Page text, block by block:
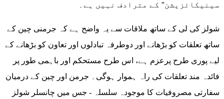
سینیکائزیشن'' کے مترادف نہیں ہے۔
شولز کی لی کے ساتھ ملاقات سے یہ واضح ہے کہ جرمنی چین کے
ساتھ تعلقات کو بڑھانے اور دوطرفہ تبادلوں اور تعاون کو بڑھانے کے
لیے پوری طرح پرعزم ہے، اس طرح مستحکم اور باہمی طور پر
فائدہ مند تعلقات کی راہ ہموار ہوگی۔ جرمن اور چین کے درمیان
سفارتی مصروفیات کا موجودہ سلسلہ - جس میں چانسلر شولز